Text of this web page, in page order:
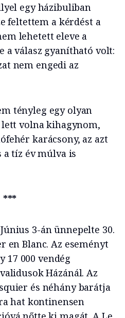
egy házibuliban
feltettem a kérdést a
lehetett eleve a
a válasz gyanítható volt:
nem engedi az
tényleg egy olyan
volna kihagynom,
karácsony, az azt
a tíz év múlva is
***
3-án ünnepelte 30.
en Blanc. Az eseményt
17 000 vendég
Házánál. Az
és néhány barátja
hat kontinensen